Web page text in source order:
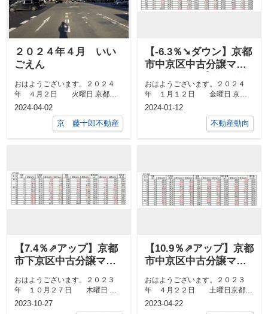
２０２４年４月 いい
ごえん
おはようございます。２０２４
年 ４月２日 火曜日 京都市
中京区 最高気温２３度、 最低
気温７度日の...
2024-04-02
京 藤十郎不動産
【-6.3％➘ダウン】京都
市中京区中古分譲マン
前年対比
おはようございます。２０２４
年 １月１２日 金曜日 京都
市中京区 最高気温１２度、 最
2024-01-12
不動産動向
【7.4％⇗アップ】京都
市下京区中古分譲マン
前年対比
おはようございます。２０２３
年 １０月２７日 木曜日 京
都市中京区 最高気温２４度、
2023-10-27
【10.9％⇗アップ】京都
市中京区中古分譲マン
前年対比
おはようございます。２０２３
年 ４月２２日 土曜日京都市
中京区 最高気温１８度、 最低
2023-04-22